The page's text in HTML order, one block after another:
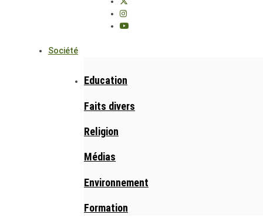
Société
Education
Faits divers
Religion
Médias
Environnement
Formation